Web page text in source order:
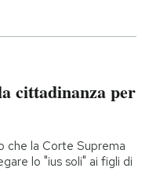
cittadinanza per
che la Corte Suprema
lo "ius soli" ai figli di